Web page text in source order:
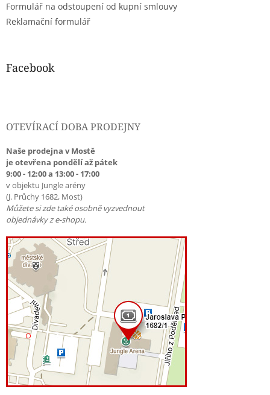
Formulář na odstoupení od kupní smlouvy
Reklamační formulář
Facebook
OTEVÍRACÍ DOBA PRODEJNY
Naše prodejna v Mostě
je otevřena pondělí až pátek
9:00 - 12:00 a 13:00 - 17:00
v objektu Jungle arény
(J. Průchy 1682, Most)
Můžete si zde také osobně vyzvednout
objednávky z e-shopu.